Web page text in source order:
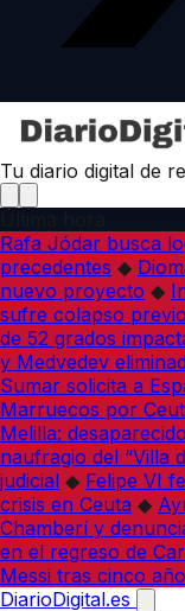
Tu diario digital de
Rafa Jódar busca
precedentes ◆
nuevo proyecto ◆
sufre colapso
de 52 grados
y Medvedev
Sumar solicita a
Marruecos por
Melilla:
naufragio del “Villa
judicial ◆ Felipe VI
crisis en Ceuta ◆
Chamberí y
en el regreso de
Messi tras cinco
DiarioDigital.es